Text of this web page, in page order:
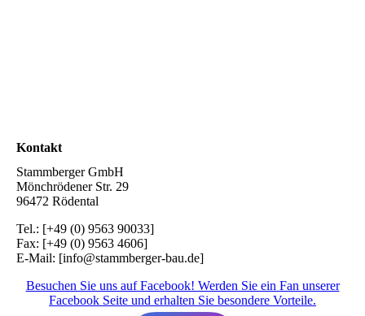
Kontakt
Stammberger GmbH
Mönchrödener Str. 29
96472 Rödental
Tel.: [+49 (0) 9563 90033]
Fax: [+49 (0) 9563 4606]
E-Mail: [info@stammberger-bau.de]
Besuchen Sie uns auf Facebook! Werden Sie ein Fan unserer
Facebook Seite und erhalten Sie besondere Vorteile.